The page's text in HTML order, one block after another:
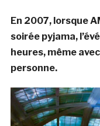
En 2007, lorsque
soirée pyjama,
heures, même
personne.